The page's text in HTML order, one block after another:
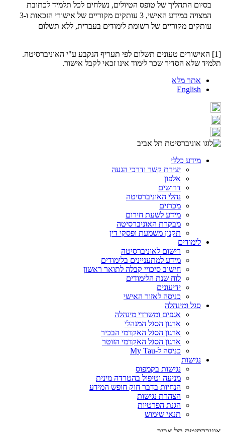
בסיום התהליך של טופס הטיולים, נשלחים לכל תלמיד לכתובת
המצויה במידע האישי, 3 עותקים מקוריים של אישורי הזכאות ו-3
עותקים מקוריים של רשומת לימודים בעברית, ללא תשלום
[1] האישורים טעונים תשלום לפי תעריף הנקבע ע"י האוניברסיטה.
תלמיד שלא הסדיר שכר לימוד אינו זכאי לקבל אישור.
אתר מלא
English
מידע כללי
יצירת קשר ודרכי הגעה
אלפון
דרושים
נהלי האוניברסיטה
מכרזים
מידע לשעת חירום
מבקרת האוניברסיטה
תקנון משמעת ופסקי דין
לימודים
רישום לאוניברסיטה
מידע למתעניינים בלימודים
חישוב סיכויי קבלה לתואר ראשון
לוח שנת הלימודים
ידיעונים
כניסה לאזור האישי
סגל ומינהלה
אגפים ומשרדי מינהלה
ארגון הסגל המנהלי
ארגון הסגל האקדמי הבכיר
ארגון הסגל האקדמי הזוטר
כניסה ל-My Tau
נגישות
נגישות בקמפוס
מניעה וטיפול בהטרדה מינית
הנחיות בדבר חוק חופש המידע
הצהרת נגישות
הגנת הפרטיות
תנאי שימוש